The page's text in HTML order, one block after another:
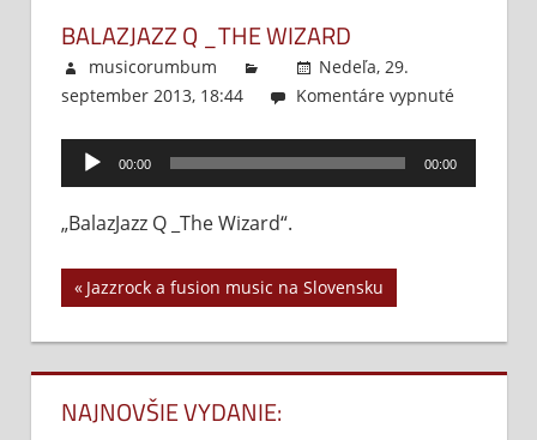
BALAZJAZZ Q _THE WIZARD
musicorumbum
Nedeľa, 29.
september 2013, 18:44
Komentáre vypnuté
BalazJazz
Q
_The
Wizard
Audio
prehrávač
00:00 00:00
„BalazJazz Q _The Wizard“.
Navigácia
v
článku
Previous
Jazzrock a fusion music na Slovensku
NAJNOVŠIE VYDANIE: